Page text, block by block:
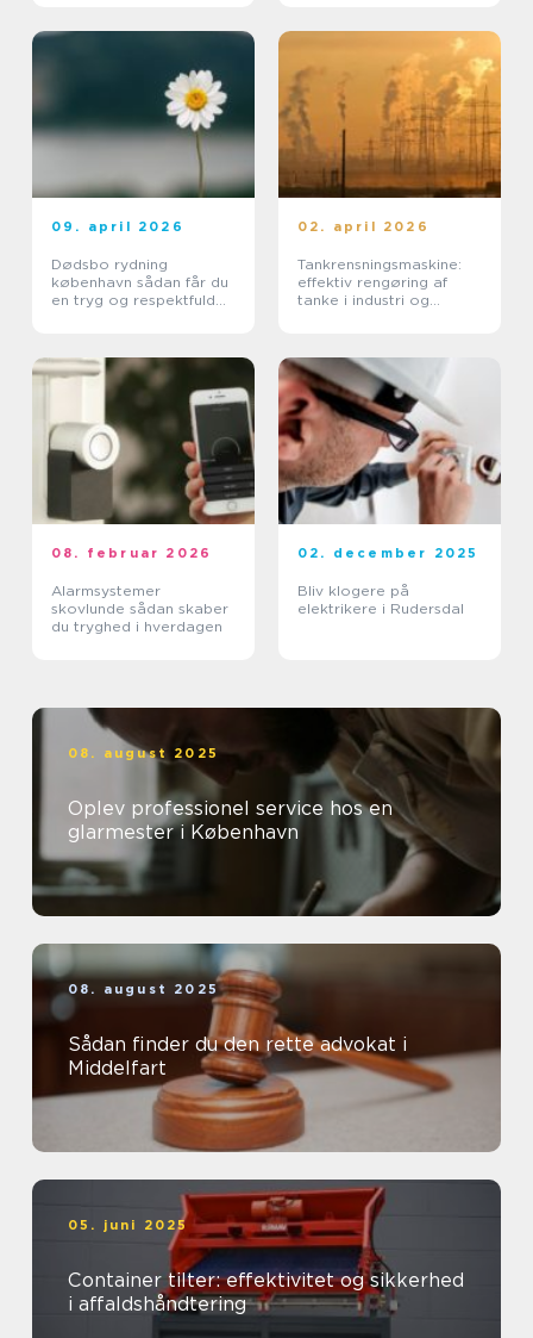
09. april 2026
Dødsbo rydning
københavn sådan får du
en tryg og respektfuld
02. april 2026
Tankrensningsmaskine:
effektiv rengøring af
tanke i industri og
08. februar 2026
Alarmsystemer
skovlunde sådan skaber
du tryghed i hverdagen
02. december 2025
Bliv klogere på
elektrikere i Rudersdal
08. august 2025
Oplev professionel service hos en
glarmester i København
08. august 2025
Sådan finder du den rette advokat i
Middelfart
05. juni 2025
Container tilter: effektivitet og sikkerhed
i affaldshåndtering